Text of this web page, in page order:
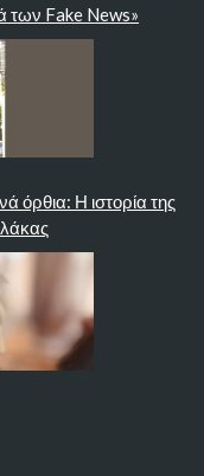
των Fake News»
όρθια: Η ιστορία της